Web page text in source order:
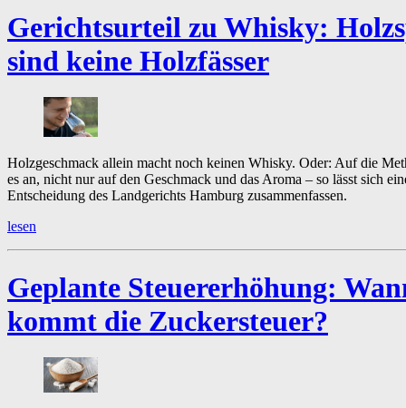
Gerichtsurteil zu Whisky:
sind keine Holzfässer
Holzgeschmack allein macht noch keinen Whisky. Oder: Auf die
es an, nicht nur auf den Geschmack und das Aroma – so lässt sich
Entscheidung des Landgerichts Hamburg zusammenfassen.
lesen
Geplante Steuererhöhung:
kommt die Zuckersteuer?